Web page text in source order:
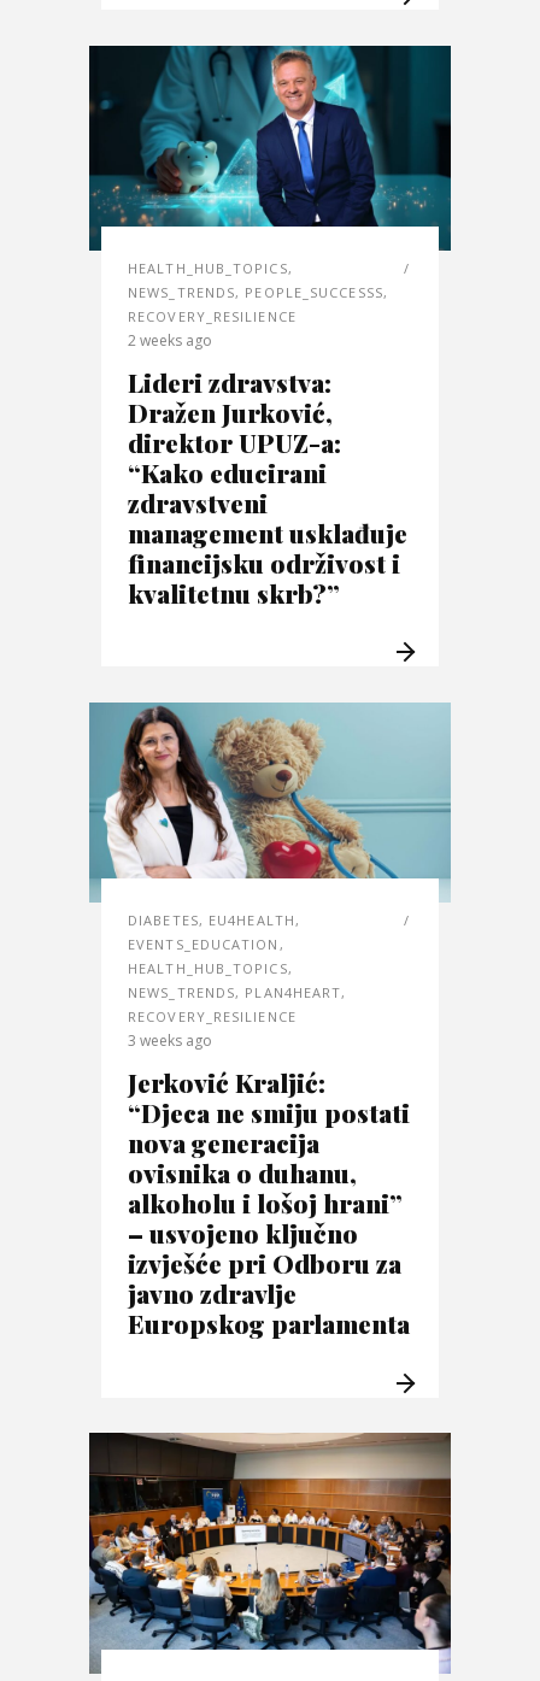
HEALTH_HUB_TOPICS,
NEWS_TRENDS, PEOPLE_SUCCESSS,
RECOVERY_RESILIENCE
2 weeks ago
Lideri zdravstva:
Dražen Jurković,
direktor UPUZ-a:
“Kako educirani
zdravstveni
management usklađuje
financijsku održivost i
kvalitetnu skrb?”
DIABETES, EU4HEALTH,
EVENTS_EDUCATION ,
HEALTH_HUB_TOPICS,
NEWS_TRENDS, PLAN4HEART,
RECOVERY_RESILIENCE
3 weeks ago
Jerković Kraljić:
“Djeca ne smiju postati
nova generacija
ovisnika o duhanu,
alkoholu i lošoj hrani”
– usvojeno ključno
izvješće pri Odboru za
javno zdravlje
Europskog parlamenta